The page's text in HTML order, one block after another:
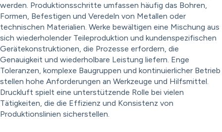
werden. Produktionsschritte umfassen häufig das Bohren,
Formen, Befestigen und Veredeln von Metallen oder
technischen Materialien. Werke bewältigen eine Mischung aus
sich wiederholender Teileproduktion und kundenspezifischen
Gerätekonstruktionen, die Prozesse erfordern, die
Genauigkeit und wiederholbare Leistung liefern. Enge
Toleranzen, komplexe Baugruppen und kontinuierlicher Betrieb
stellen hohe Anforderungen an Werkzeuge und Hilfsmittel.
Druckluft spielt eine unterstützende Rolle bei vielen
Tätigkeiten, die die Effizienz und Konsistenz von
Produktionslinien sicherstellen.